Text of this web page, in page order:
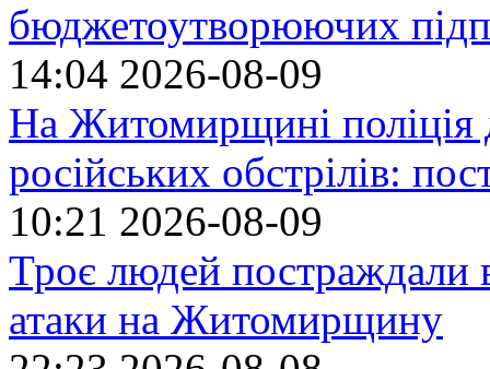
бюджетоутворюючих
14:04 2026-08-09
На Житомирщині поліція
російських обстрілів:
10:21 2026-08-09
Троє людей постраждали
атаки на Житомирщину